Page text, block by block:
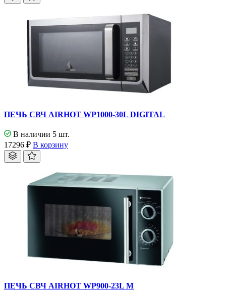
ПЕЧЬ СВЧ AIRHOT WP1000-30L DIGITAL
В наличии 5 шт.
17296 ₽ В корзину
ПЕЧЬ СВЧ AIRHOT WP900-23L M